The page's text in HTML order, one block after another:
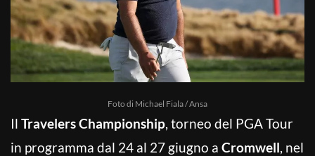
Foto di Michael Fiala / Ansa
Il Travelers Championship, torneo del PGA Tour
in programma dal 24 al 27 giugno a Cromwell, nel